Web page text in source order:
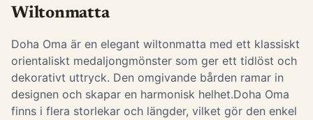
Wiltonmatta
Doha Oma är en elegant wiltonmatta med ett klassiskt
orientaliskt medaljongmönster som ger ett tidlöst och
dekorativt uttryck. Den omgivande bården ramar in
designen och skapar en harmonisk helhet.Doha Oma
finns i flera storlekar och längder, vilket gör den enkel